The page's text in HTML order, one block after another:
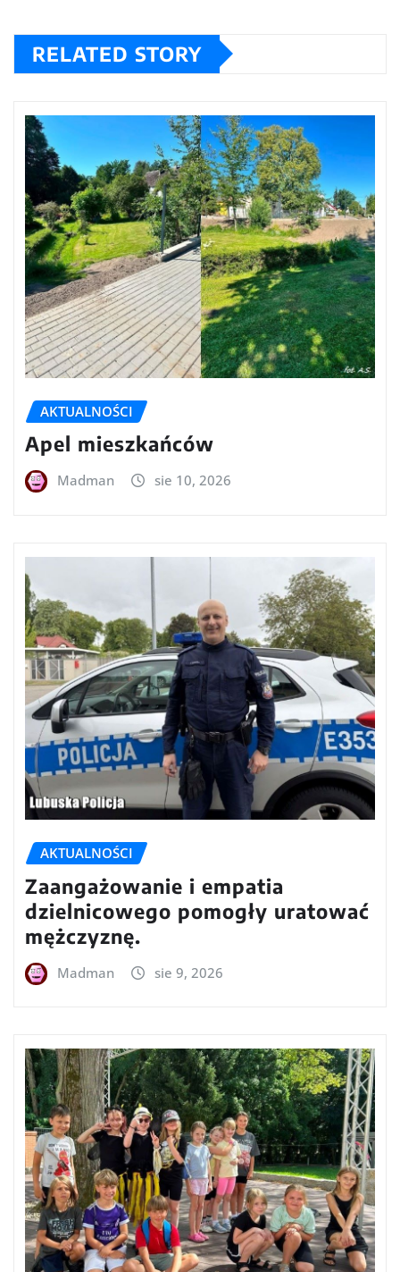
RELATED STORY
AKTUALNOŚCI
Apel mieszkańców
Madman sie 10, 2026
AKTUALNOŚCI
Zaangażowanie i empatia
dzielnicowego pomogły uratować
mężczyznę.
Madman sie 9, 2026